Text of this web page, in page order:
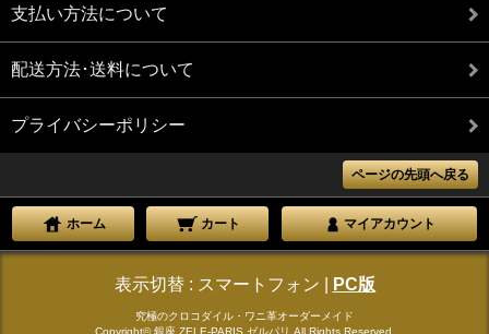
支払い方法について
配送方法･送料について
プライバシーポリシー
ページの先頭へ戻る
ホーム カート マイアカウント
表示切替 : スマートフォン PC版
究極のクロコダイル・ワニ革オーダーメイド
Copyright© 銀座 ZELE-PARIS ゼルパリ All Rights Reserved.